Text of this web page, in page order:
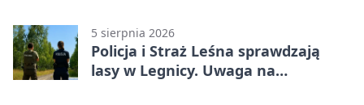
5 sierpnia 2026
Policja i Straż Leśna sprawdzają
lasy w Legnicy. Uwaga na